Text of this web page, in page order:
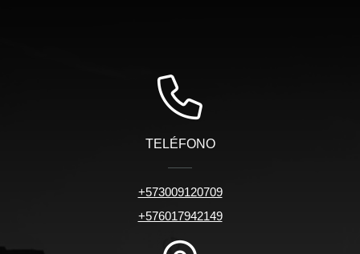
TELÉFONO
+573009120709
+576017942149